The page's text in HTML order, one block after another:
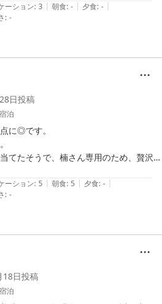
ーション: 3 | 朝食: - | 夕食: - |
: -
日投稿
宿泊
に◎です。
てたそうで、楠さん専用のため、贅沢に
低い方の温泉が出ますので、上がり湯で
ルツルになりました。日帰り入浴もやっ
りに来ていました。
節だと少しぬるいかもしれません。
食をお休みしているとのことでした
と仰ってくださった通り、道東4泊のな
値段でこんなの頂いていいの？と驚きま
味しかったです。
ただけて気分が上がりました♪
した。
ーション: 5 | 朝食: 5 | 夕食: - |
: -
日投稿
宿泊